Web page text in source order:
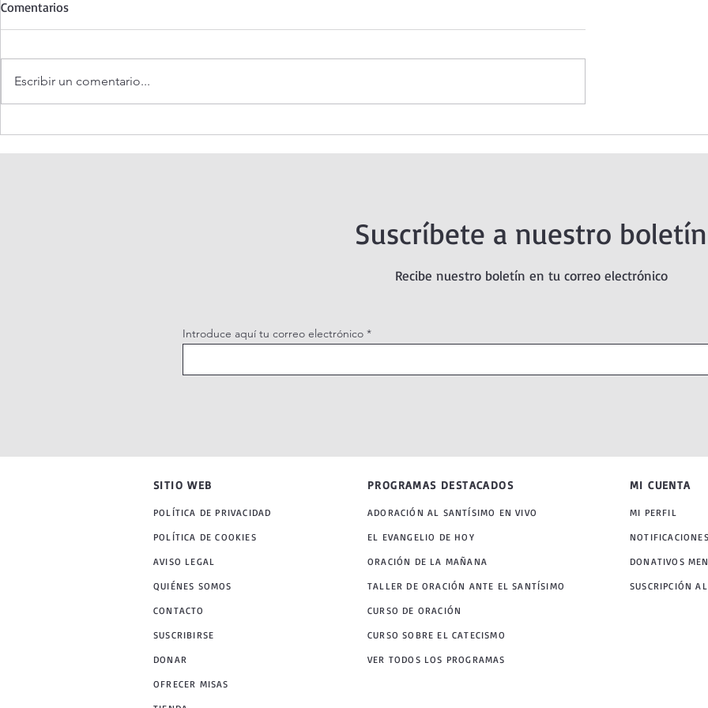
Comentarios
Escribir un comentario...
Suscríbete a nuestro boletín
Recibe nuestro boletín en tu correo electrónico
Introduce aquí tu correo electrónico
SITIO WEB
POLÍTICA DE PRIVACIDAD
POLÍTICA DE COOKIES
AVISO LEGAL
QUIÉNES SOMOS
CONTACTO
SUSCRIBIRSE
DONAR
PROGRAMAS DESTACADOS
ADORACIÓN AL SANTÍSIMO EN VIVO
EL EVANGELIO DE HOY
ORACIÓN DE LA MAÑANA
TALLER DE ORACIÓN ANTE EL SANTÍSIMO
MI CUENTA
MI PERFIL
NOTIFICACIONES
DONATIVOS
SUSCRIPCIÓN
CURSO DE ORACIÓN
CURSO SOBRE EL CATECISMO
VER TODOS LOS PROGRAMAS
OFRECER MISAS